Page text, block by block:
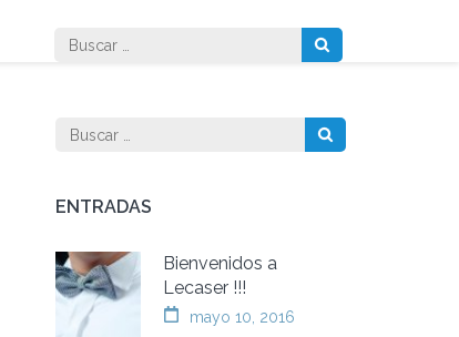
Buscar:
Buscar:
ENTRADAS
Bienvenidos a
Lecaser !!!
mayo 10, 2016